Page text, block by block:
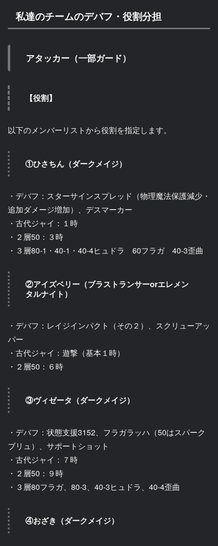
私達のチームのデバフ・役割分担
アタッカー（一部ガード）
【役割】
以下のメンバーリストから役割を指定します。
①ひさちん（ダークメイジ）
・デバフ：スターサインスプレッド（物理魔法保護減少・
追加ダメージ増加）、デスマーカー
・古代ジャイ：１時
・２層50：３時
・３層80-1・40-1・40-4ヒュドラ 60フラガ 40-3歪曲
②アイズベリー（ブラストランサーorエレメン
タルナイト）
・デバフ：レイジインパクト（その２）、スクリューアッ
パー
・古代ジャイ：遊撃（基本１時）
・２層50：６時
③ヴィゼータ（ダークメイジ）
・デバフ：状態支援3152、フラガラッハ（50はスパーク
ブリュ）、サポートショット
・古代ジャイ：７時
・２層50：９時
・３層80フラガ、80-3、40-3ヒュドラ、40-4歪曲
④おざき（ダークメイジ）